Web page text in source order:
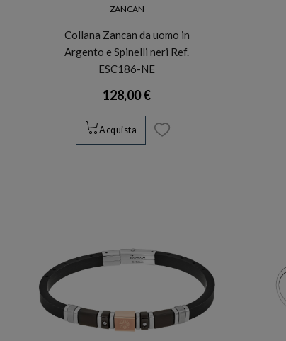
ZANCAN
Collana Zancan da uomo in
Argento e Spinelli neri Ref.
ESC186-NE
128,00 €
Acquista